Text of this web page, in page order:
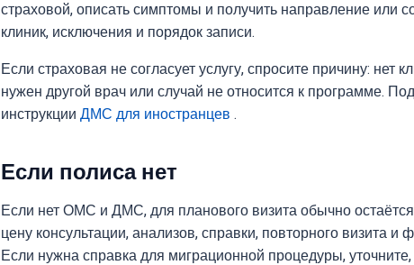
страховой, описать симптомы и получить направление или
клиник, исключения и порядок записи.
Если страховая не согласует услугу, спросите причину: нет
нужен другой врач или случай не относится к программе.
инструкции ДМС для иностранцев .
Если полиса нет
Если нет ОМС и ДМС, для планового визита обычно
цену консультации, анализов, справки, повторного визита и
Если нужна справка для миграционной процедуры,